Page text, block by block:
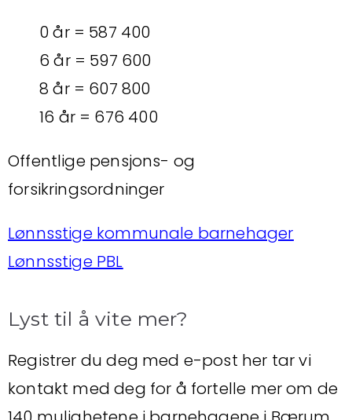
0 år = 587 400
6 år = 597 600
8 år = 607 800
16 år = 676 400
Offentlige pensjons- og
forsikringsordninger
Lønnsstige kommunale barnehager
Lønnsstige PBL
Lyst til å vite mer?
Registrer du deg med e-post her tar vi
kontakt med deg for å fortelle mer om de